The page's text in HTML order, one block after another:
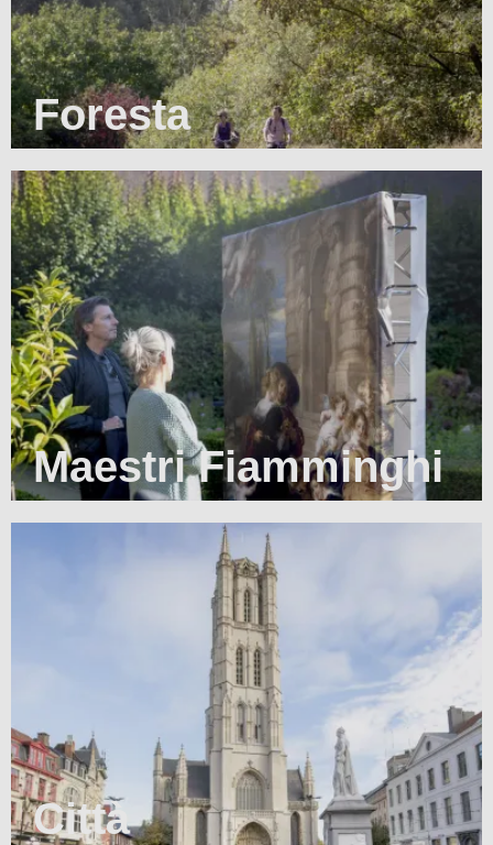
Foresta
Maestri Fiamminghi
Città